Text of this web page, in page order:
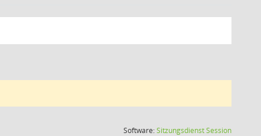
Software:SitzungsdienstSession(Wird in